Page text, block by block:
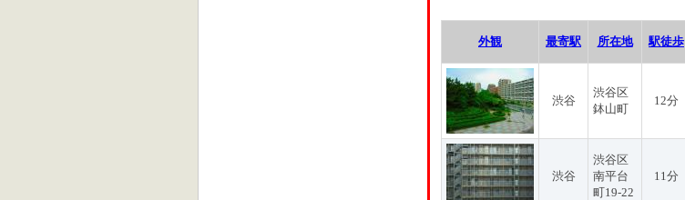
外観 最寄駅 所在地 駅徒歩
渋谷
渋谷区
鉢山町
12分
渋谷
渋谷区
南平台
町19-22
11分